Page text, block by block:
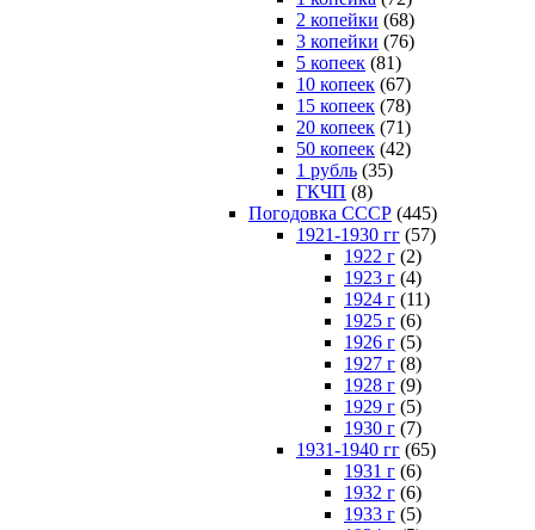
2 копейки (68)
3 копейки (76)
5 копеек (81)
10 копеек (67)
15 копеек (78)
20 копеек (71)
50 копеек (42)
1 рубль (35)
ГКЧП (8)
Погодовка СССР (445)
1921-1930 гг (57)
1922 г (2)
1923 г (4)
1924 г (11)
1925 г (6)
1926 г (5)
1927 г (8)
1928 г (9)
1929 г (5)
1930 г (7)
1931-1940 гг (65)
1931 г (6)
1932 г (6)
1933 г (5)